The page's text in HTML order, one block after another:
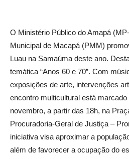
O Ministério Público do Amapá
Municipal de Macapá (PMM)
Luau na Samaúma deste ano.
temática “Anos 60 e 70”. Com
exposições de arte, intervenções
encontro multicultural está marcado
novembro, a partir das 18h, na
Procuradoria-Geral de Justiça –
iniciativa visa aproximar a
além de favorecer a ocupação do